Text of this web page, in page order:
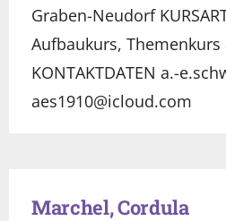
Graben-Neudorf
Aufbaukurs, Themenkurs
KONTAKTDATEN a.-
aes1910@icloud.com
Marchel, Cordula